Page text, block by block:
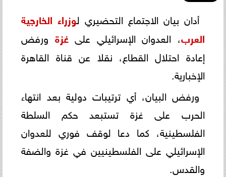
أدان بيان الاجتماع التحضيري لوزراء الخارجية
العرب، العدوان الإسرائيلي علىغزة ورفض
إعادة احتلال القطاع، نقلا عن قناة القاهرة
الإخبارية.
ورفض البيان، أي ترتيبات دولية بعد انتهاء
الحرب على غزة تستبعد حكم السلطة
الفلسطينية، كما دعا لوقف فوري للعدوان
الإسرائيلي على الفلسطينيين في غزة والضفة
والقدس.